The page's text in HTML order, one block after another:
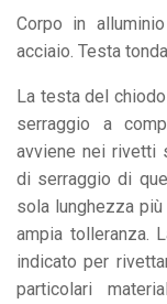
Corpo in
acciaio. Testa tonda.
La testa del
serraggio a
avviene nei rivetti
di serraggio di
sola lunghezza
ampia tolleranza.
indicato per
particolari